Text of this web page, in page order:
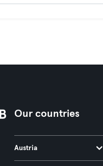
Our countries
Austria